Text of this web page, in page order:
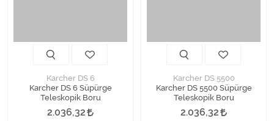
Karcher DS 6
Karcher DS 6 Süpürge
Teleskopik Boru
2.036,32
Karcher DS 5500
Karcher DS 5500 Süpürge
Teleskopik Boru
2.036,32